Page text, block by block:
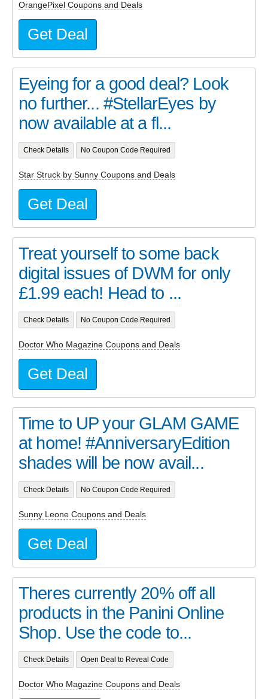
OrangePixel Coupons and Deals
Get Deal
Eyeing for a good deal? Look
no further... #StellarEyes by
now available at a fl...
Check Details No Coupon Code Required
Star Struck by Sunny Coupons and Deals
Get Deal
Treat yourself to some back
digital issues of DWM for only
£1.99 each! Head to ...
Check Details No Coupon Code Required
Doctor Who Magazine Coupons and Deals
Get Deal
Time to UP your GLAM GAME
at home! #AnniversaryEdition
shades will be now avail...
Check Details No Coupon Code Required
Sunny Leone Coupons and Deals
Get Deal
Theres currently 20% off all
products in the Panini Online
Shop. Use the code to...
Check Details Open Deal to Reveal Code
Doctor Who Magazine Coupons and Deals